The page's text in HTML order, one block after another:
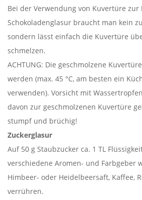
Bei der Verwendung von Kuvertüre
Schokoladenglasur braucht man kein
sondern lässt einfach die Kuvertüre
schmelzen.
ACHTUNG: Die geschmolzene
werden (max. 45 °C, am besten ein
verwenden). Vorsicht mit
davon zur geschmolzenen Kuvertüre
stumpf und brüchig!
Zuckerglasur
Auf 50 g Staubzucker ca. 1 TL
verschiedene Aromen- und Farbgeber
Himbeer- oder Heidelbeersaft, Kaffee,
verrühren.